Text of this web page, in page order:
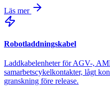
Läs mer
Robotladdningskabel
Laddkabelenheter för AGV-,
samarbetscykelkontakter, lågt
granskning före release.